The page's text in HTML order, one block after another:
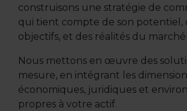
construisons une stratégie de
qui tient compte de son potentiel,
objectifs, et des réalités du marché
Nous mettons en œuvre des
mesure, en intégrant les
économiques, juridiques et
propres à votre actif.